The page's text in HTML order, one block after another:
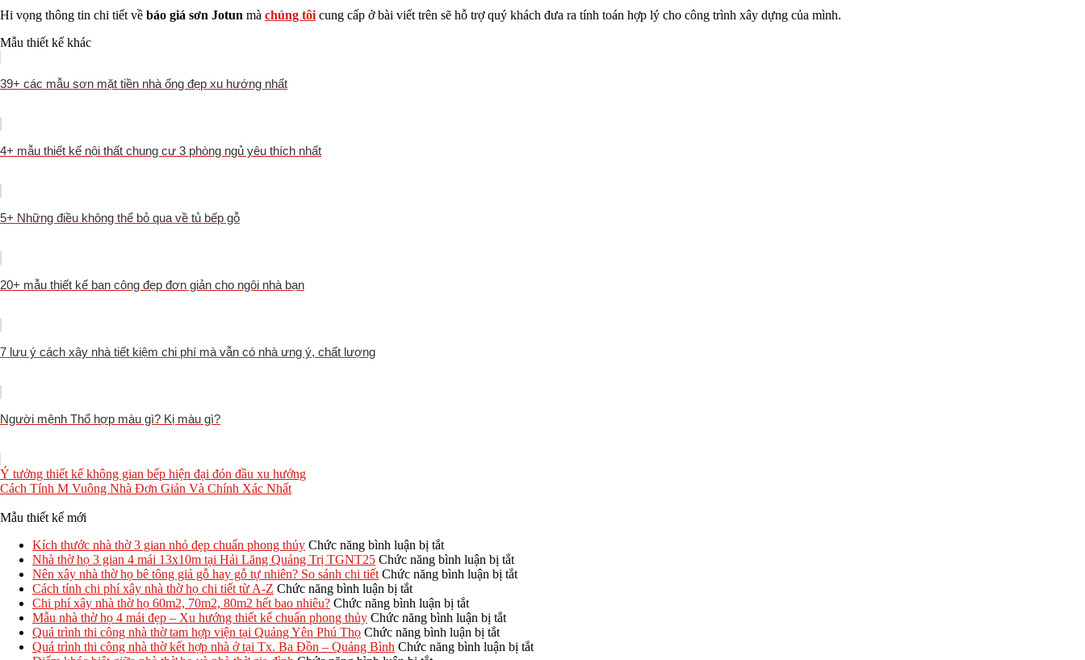
Hi vọng thông tin chi tiết về báo giá sơn Jotun mà chúng tôi cung cấp ở bài viết trên sẽ hỗ trợ quý khách đưa ra tính toán hợp lý cho công trình xây dựng của mình.
Mẫu thiết kế khác
39+ các mẫu sơn mặt tiền nhà ống đẹp xu hướng nhất
4+ mẫu thiết kế nội thất chung cư 3 phòng ngủ yêu thích nhất
5+ Những điều không thể bỏ qua về tủ bếp gỗ
20+ mẫu thiết kế ban công đẹp đơn giản cho ngôi nhà bạn
7 lưu ý cách xây nhà tiết kiệm chi phí mà vẫn có nhà ưng ý, chất lượng
Người mệnh Thổ hợp màu gì? Kị màu gì?
Ý tưởng thiết kế không gian bếp hiện đại đón đầu xu hướng
Cách Tính M Vuông Nhà Đơn Giản Và Chính Xác Nhất
Mẫu thiết kế mới
Kích thước nhà thờ 3 gian nhỏ đẹp chuẩn phong thủy Chức năng bình luận bị tắtở
Kích
thước
thờ
3
gian
nhỏ
Nhà thờ họ 3 gian 4 mái 13x10m tại Hải Lăng Quảng Trị TGNT25 Chức năng bình luận bị tắtở
Nhà
4
Nên xây nhà thờ họ bê tông giả gỗ hay gỗ tự nhiên? So sánh chi tiết Chức năng bình luận bị tắtở
họ
Cách tính chi phí xây nhà thờ họ chi tiết từ A-Z Chức năng bình luận bị tắtở
Cách
tính
chi
phí
Chi phí xây nhà thờ họ 60m2, 70m2, 80m2 hết bao nhiêu? Chức năng bình luận bị tắtở
Chi
phí
xây
Mẫu nhà thờ họ 4 mái đẹp – Xu hướng thiết kế chuẩn phong thủy Chức năng bình luận bị tắtở
nhà
Quá trình thi công nhà thờ tam hợp viện tại Quảng Yên Phú Thọ Chức năng bình luận bị tắtở
Quá
Quá trình thi công nhà thờ kết hợp nhà ở tại Tx. Ba Đồn – Quảng Bình Chức năng bình luận bị tắtở